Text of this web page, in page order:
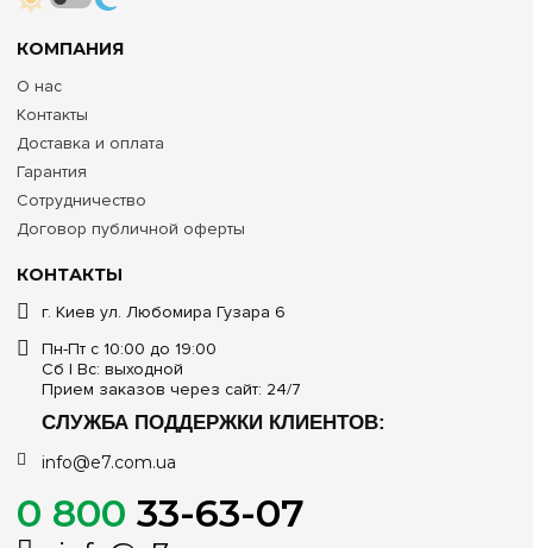
КОНТАКТЫ
г. Киев ул. Любомира Гузара 6
Пн-Пт с 10:00 до 19:00
Сб | Вс: выходной
Прием заказов через сайт: 24/7
СЛУЖБА ПОДДЕРЖКИ КЛИЕНТОВ:
info@e7.com.ua
0 800 33-63-07
КОМПАНИЯ
О нас
Контакты
Доставка и оплата
Гарантия
Сотрудничество
Договор публичной оферты